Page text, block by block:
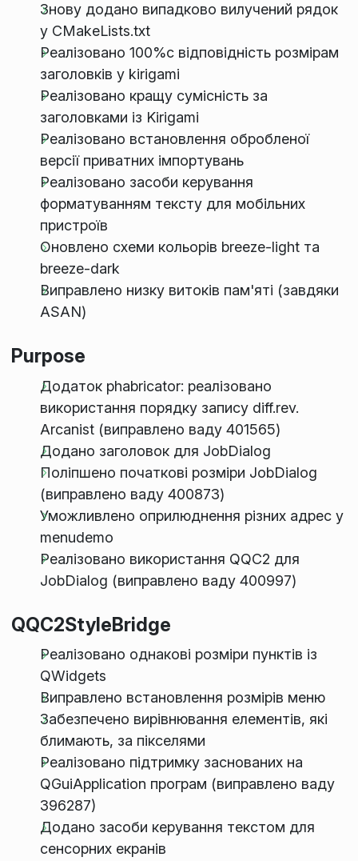
Знову додано випадково вилучений рядок
у CMakeLists.txt
Реалізовано 100%c відповідність розмірам
заголовків у kirigami
Реалізовано кращу сумісність за
заголовками із Kirigami
Реалізовано встановлення обробленої
версії приватних імпортувань
Реалізовано засоби керування
форматуванням тексту для мобільних
пристроїв
Оновлено схеми кольорів breeze-light та
breeze-dark
Виправлено низку витоків пам'яті (завдяки
ASAN)
Purpose
Додаток phabricator: реалізовано
використання порядку запису diff.rev.
Arcanist (виправлено ваду 401565)
Додано заголовок для JobDialog
Поліпшено початкові розміри JobDialog
(виправлено ваду 400873)
Уможливлено оприлюднення різних адрес у
menudemo
Реалізовано використання QQC2 для
JobDialog (виправлено ваду 400997)
QQC2StyleBridge
Реалізовано однакові розміри пунктів із
QWidgets
Виправлено встановлення розмірів меню
Забезпечено вирівнювання елементів, які
блимають, за пікселями
Реалізовано підтримку заснованих на
QGuiApplication програм (виправлено ваду
396287)
Додано засоби керування текстом для
сенсорних екранів